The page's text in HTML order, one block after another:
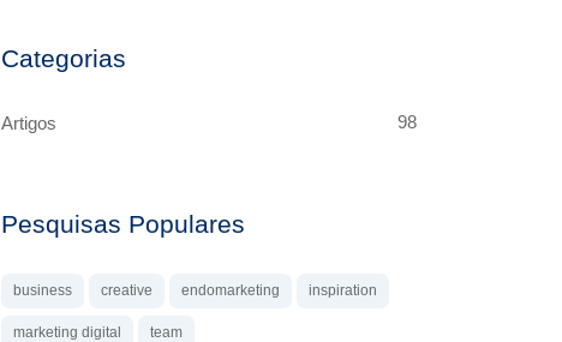
Categorias
Artigos 98
Pesquisas Populares
business creative endomarketing inspiration
marketing digital team